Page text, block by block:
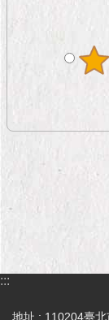
:::
地址 : 110204臺